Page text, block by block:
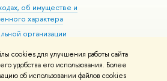
cookies для улучшения работы сайта
удобства его использования. Более
об использовании файлов cookies
об имуществе и
характера
организации
здоровья